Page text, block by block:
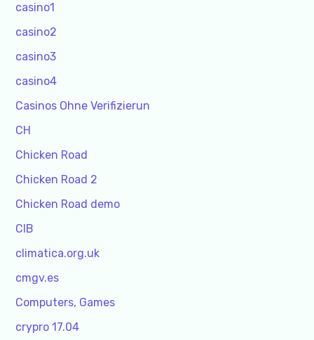
casino1
casino2
casino3
casino4
Casinos Ohne Verifizierun
CH
Chicken Road
Chicken Road 2
Chicken Road demo
CIB
climatica.org.uk
cmgv.es
Computers, Games
crypro 17.04